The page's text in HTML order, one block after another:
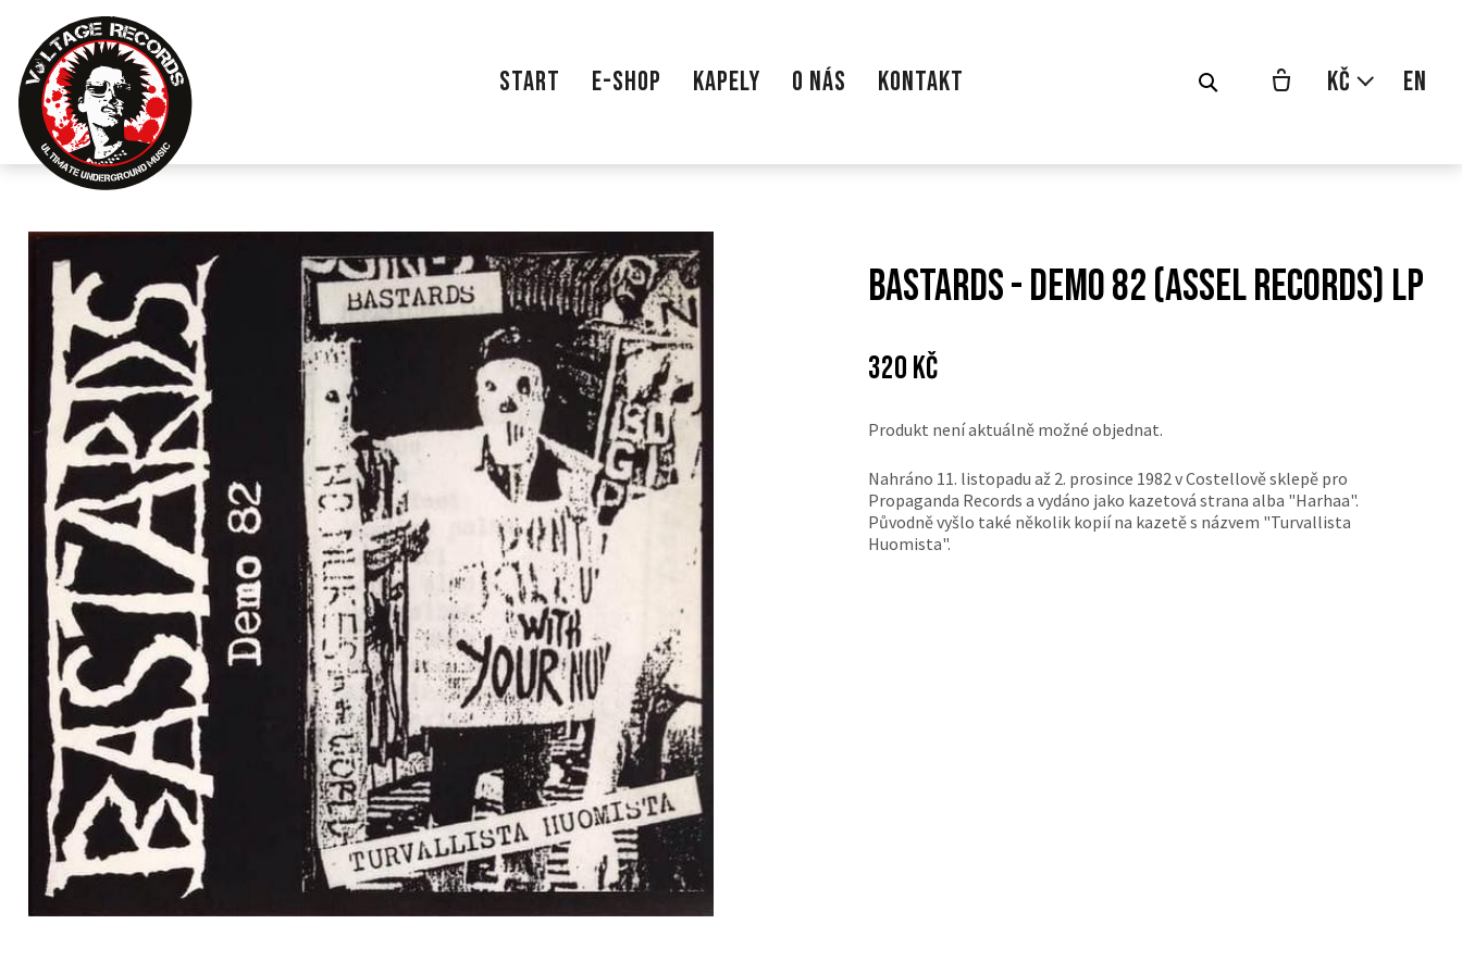
START E-SHOP KAPELY O NÁS KONTAKT Kč cs
en
Bastards - Demo 82 (Assel records) LP
Cena:
320 Kč
Produkt není aktuálně možné objednat.
Nahráno 11. listopadu až 2. prosince 1982 v Costellově sklepě pro
Propaganda Records a vydáno jako kazetová strana alba "Harhaa".
Původně vyšlo také několik kopií na kazetě s názvem "Turvallista
Huomista".